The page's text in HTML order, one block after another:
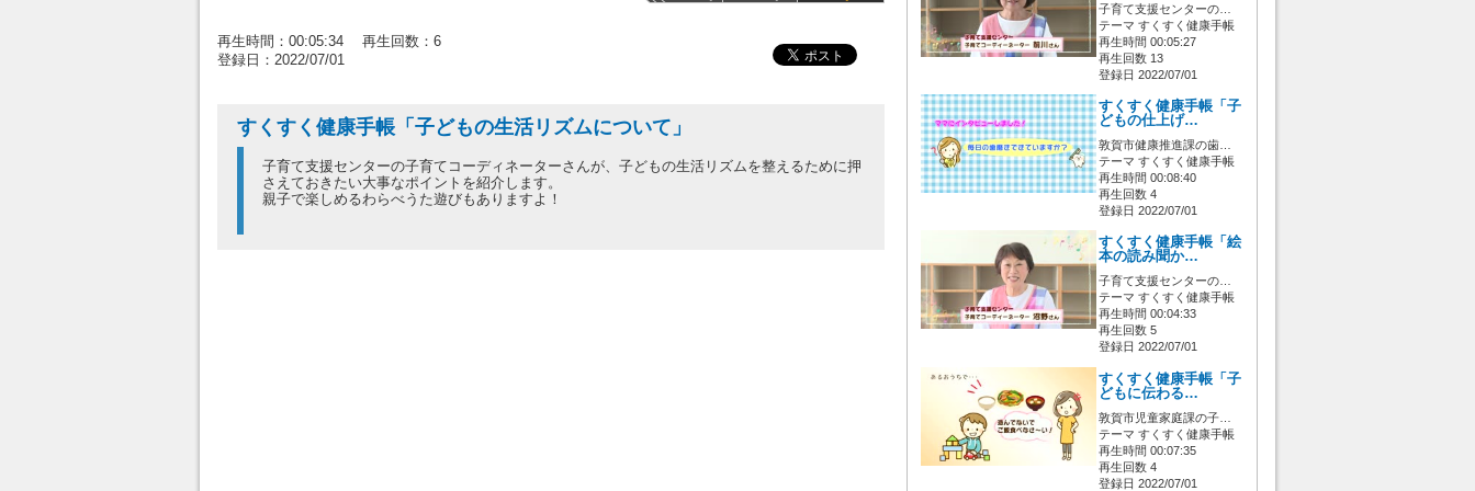
再生時間：00:05:34 再生回数：6
登録日：2022/07/01
すくすく健康手帳「子どもの生活リズムについて」
子育て支援センターの子育てコーディネーターさんが、子どもの生活リズムを整えるために押
さえておきたい大事なポイントを紹介します。
親子で楽しめるわらべうた遊びもありますよ！
子育て支援センターの…
テーマ すくすく健康手帳
再生時間 00:05:27
再生回数 13
登録日 2022/07/01
すくすく健康手帳「子
どもの仕上げ…
敦賀市健康推進課の歯…
テーマ すくすく健康手帳
再生時間 00:08:40
再生回数 4
登録日 2022/07/01
すくすく健康手帳「絵
本の読み聞か…
子育て支援センターの…
テーマ すくすく健康手帳
再生時間 00:04:33
再生回数 5
登録日 2022/07/01
すくすく健康手帳「子
どもに伝わる…
敦賀市児童家庭課の子…
テーマ すくすく健康手帳
再生時間 00:07:35
再生回数 4
登録日 2022/07/01